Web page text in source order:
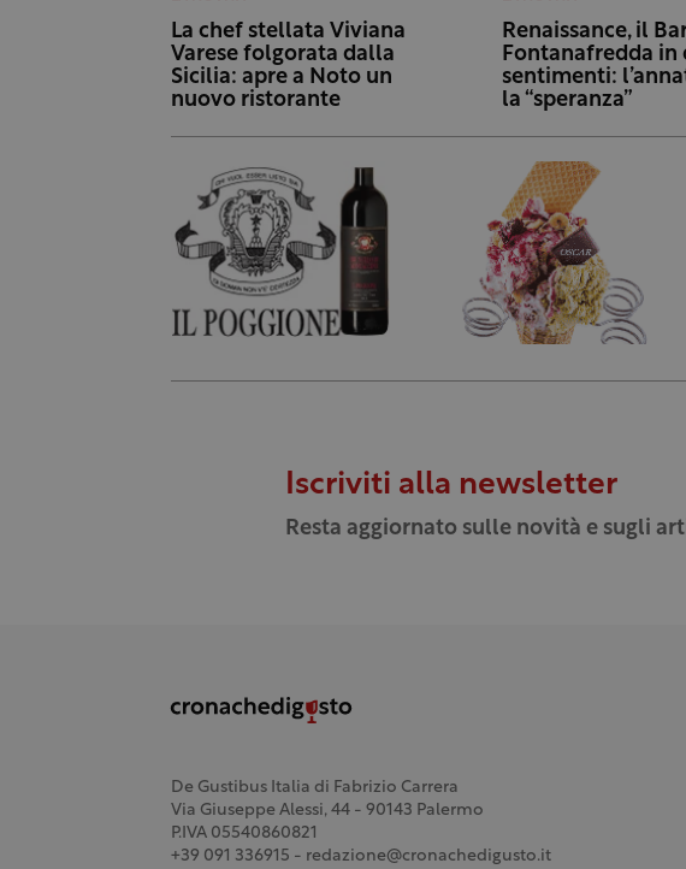
La chef stellata Viviana
Varese folgorata dalla
Sicilia: apre a Noto un
nuovo ristorante
Renaissance, il
Fontanafredda in
sentimenti:
la “speranza”
Iscriviti alla newsletter
Resta aggiornato sulle novità e sugli
De Gustibus Italia di Fabrizio Carrera
Via Giuseppe Alessi, 44 - 90143 Palermo
P.IVA 05540860821
+39 091 336915 - redazione@cronachedigusto.it